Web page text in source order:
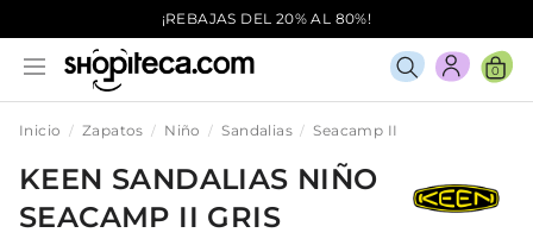
¡REBAJAS DEL 20% AL 80%!
0
Inicio Zapatos Niño Sandalias Seacamp II
KEEN SANDALIAS NIÑO
SEACAMP II GRIS